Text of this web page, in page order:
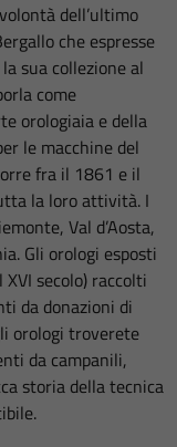
dell’ultimo
che espresse
sua collezione al
come
orologiaia e della
le macchine del
fra il 1861 e il
la loro attività. I
Val d’Aosta,
Gli orologi esposti
secolo) raccolti
da donazioni di
orologi troverete
da campanili,
storia della tecnica